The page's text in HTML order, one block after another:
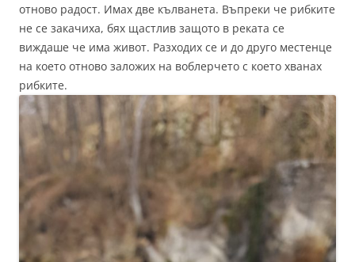
отново радост. Имах две кълванета. Въпреки че рибките
не се закачиха, бях щастлив защото в реката се
виждаше че има живот. Разходих се и до друго местенце
на което отново заложих на воблерчето с което хванах
рибките.